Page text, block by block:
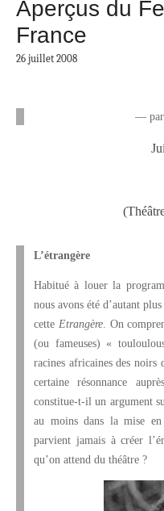
Aperçus du
France
26 juillet 2008
—
L’étrangère
Habitué à louer la
nous avons été d’autant
cette Etrangère. On
(ou fameuses) «
racines africaines des noirs
certaine résonnance
constitue-t-il un argument
au moins dans la mise
parvient jamais à créer
qu’on attend du théâtre ?